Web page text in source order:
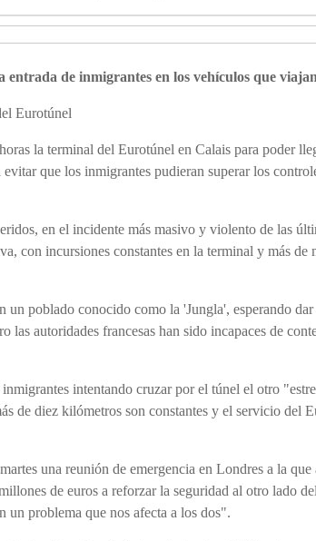
de inmigrantes en los vehículos que
Eurotúnel
la terminal del Eurotúnel en Calais para poder
que los inmigrantes pudieran superar los
en el incidente más masivo y violento de las
con incursiones constantes en la terminal y más de
poblado conocido como la 'Jungla', esperando
autoridades francesas han sido incapaces de
intentando cruzar por el túnel el otro
de diez kilómetros son constantes y el servicio del
una reunión de emergencia en Londres a la
de euros a reforzar la seguridad al otro lado
un problema que nos afecta a los dos".